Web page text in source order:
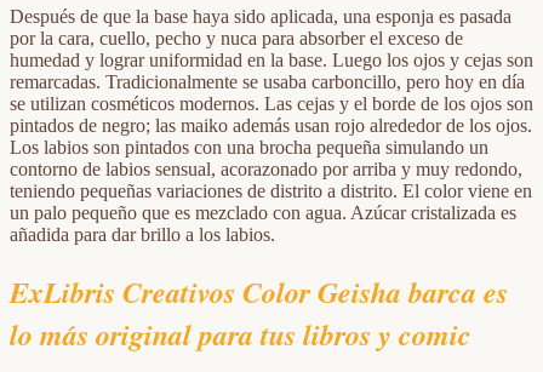
Después de que la base haya sido aplicada, una esponja es pasada
por la cara, cuello, pecho y nuca para absorber el exceso de
humedad y lograr uniformidad en la base. Luego los ojos y cejas son
remarcadas. Tradicionalmente se usaba carboncillo, pero hoy en día
se utilizan cosméticos modernos. Las cejas y el borde de los ojos son
pintados de negro; las maiko además usan rojo alrededor de los ojos.
Los labios son pintados con una brocha pequeña simulando un
contorno de labios sensual, acorazonado por arriba y muy redondo,
teniendo pequeñas variaciones de distrito a distrito. El color viene en
un palo pequeño que es mezclado con agua. Azúcar cristalizada es
añadida para dar brillo a los labios.
ExLibris Creativos Color Geisha barca es
lo más original para tus libros y comic